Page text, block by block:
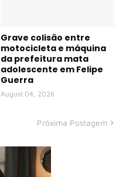
Grave colisão entre
motocicleta e máquina
da prefeitura mata
adolescente em Felipe
Guerra
August 04, 2026
Próxima Postagem